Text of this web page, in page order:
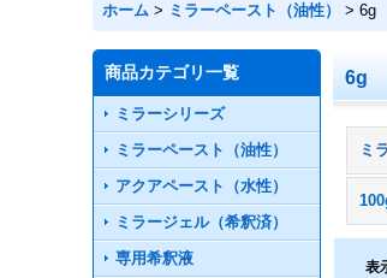
ホーム > ミラーペースト（油性） > 6g
商品カテゴリ一覧
ミラーシリーズ
ミラーペースト（油性）
アクアペースト（水性）
ミラージェル（希釈済）
専用希釈液
6g
表